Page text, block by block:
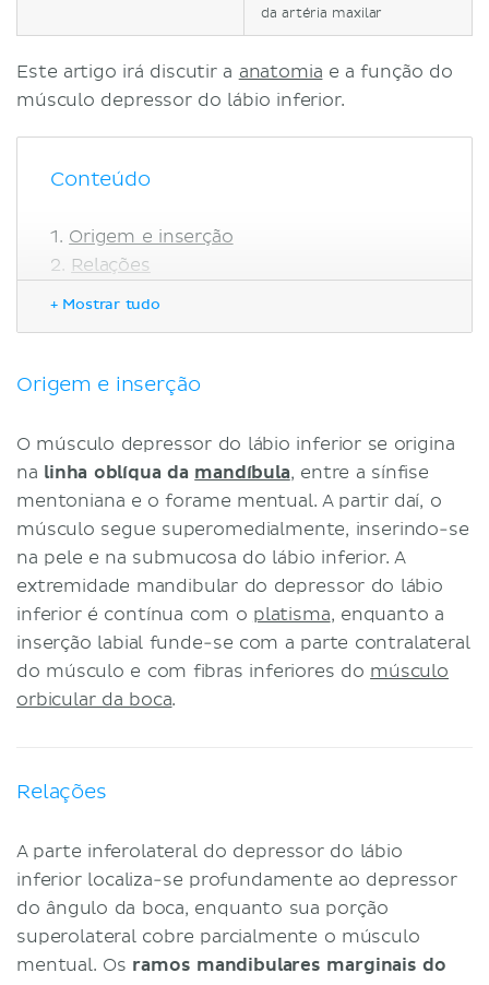
da artéria maxilar
Este artigo irá discutir a anatomia e a função do
músculo depressor do lábio inferior.
Conteúdo
Origem e inserção
Relações
Referências
+ Mostrar tudo
Origem e inserção
O músculo depressor do lábio inferior se origina
na linha oblíqua da mandíbula, entre a sínfise
mentoniana e o forame mentual. A partir daí, o
músculo segue superomedialmente, inserindo-se
na pele e na submucosa do lábio inferior. A
extremidade mandibular do depressor do lábio
inferior é contínua com o platisma, enquanto a
inserção labial funde-se com a parte contralateral
do músculo e com fibras inferiores do músculo
orbicular da boca.
Relações
A parte inferolateral do depressor do lábio
inferior localiza-se profundamente ao depressor
do ângulo da boca, enquanto sua porção
superolateral cobre parcialmente o músculo
mentual. Os ramos mandibulares marginais do